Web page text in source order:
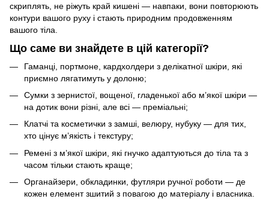
скриплять, не ріжуть край кишені — навпаки, вони повторюють
контури вашого руху і стають природним продовженням
вашого тіла.
Що саме ви знайдете в цій категорії?
Гаманці, портмоне, кардхолдери з делікатної шкіри, які
приємно лягатимуть у долоню;
Сумки з зернистої, вощеної, гладенької або м’якої шкіри —
на дотик вони різні, але всі — преміальні;
Клатчі та косметички з замші, велюру, нубуку — для тих,
хто цінує м’якість і текстуру;
Ремені з м’якої шкіри, які гнучко адаптуються до тіла та з
часом тільки стають краще;
Органайзери, обкладинки, футляри ручної роботи — де
кожен елемент зшитий з повагою до матеріалу і власника.